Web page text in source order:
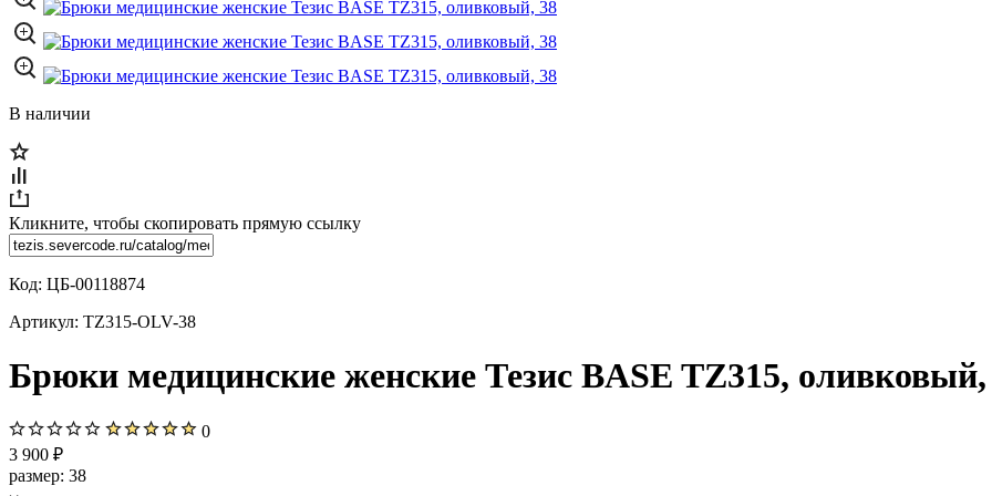
В наличии
Кликните, чтобы скопировать прямую ссылку
Код: ЦБ-00118874
Артикул: TZ315-OLV-38
Брюки медицинские женские Тезис BASE TZ315, оливковый,
0
3 900 ₽
размер: 38